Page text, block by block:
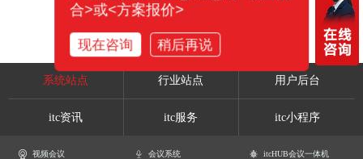
系统站点 行业站点 用户后台
itc资讯 itc服务 itc小程序
视频会议 会议系统
itcHUB会议一体机
合>或<方案报价>
现在咨询 稍后再说